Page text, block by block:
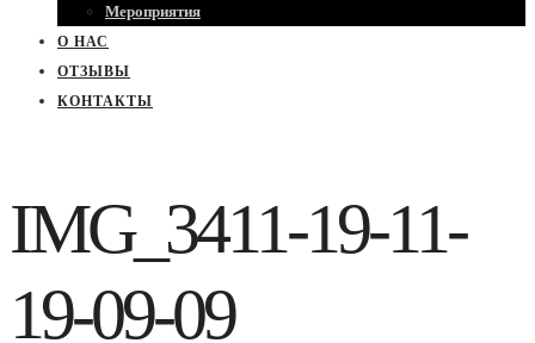
Мероприятия
О НАС
ОТЗЫВЫ
КОНТАКТЫ
IMG_3411-19-11-
19-09-09